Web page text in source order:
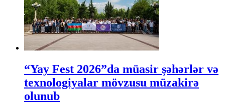
“Yay Fest 2026”da müasir şəhərlər və
texnologiyalar mövzusu müzakirə
olunub